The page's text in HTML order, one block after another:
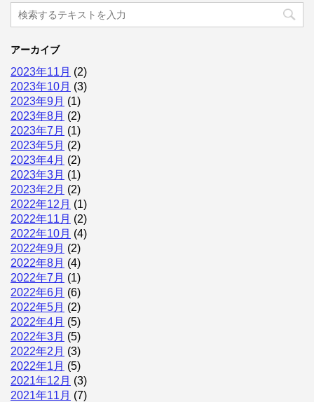
アーカイブ
2023年11月 (2)
2023年10月 (3)
2023年9月 (1)
2023年8月 (2)
2023年7月 (1)
2023年5月 (2)
2023年4月 (2)
2023年3月 (1)
2023年2月 (2)
2022年12月 (1)
2022年11月 (2)
2022年10月 (4)
2022年9月 (2)
2022年8月 (4)
2022年7月 (1)
2022年6月 (6)
2022年5月 (2)
2022年4月 (5)
2022年3月 (5)
2022年2月 (3)
2022年1月 (5)
2021年12月 (3)
2021年11月 (7)